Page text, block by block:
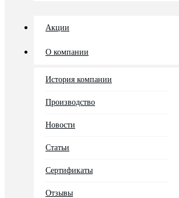
Акции
О компании
История компании
Производство
Новости
Статьи
Сертификаты
Отзывы